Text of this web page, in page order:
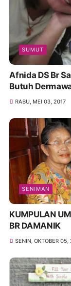
SUMUT
Afnida DS Br
Butuh
RABU, MEI 03, 2017
SENIMAN
KUMPULAN
BR DAMANIK
SENIN, OKTOBER 05,